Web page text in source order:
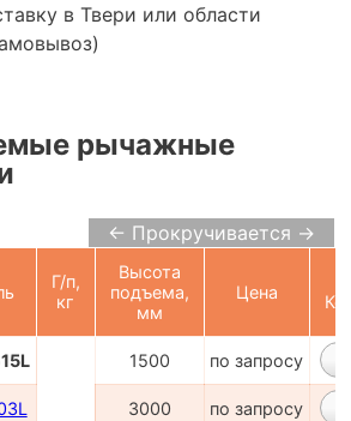
в Твери или области
рычажные
← Прокручивается →
Г/п,
кг
Высота
подъема,
мм
Цена
1500 по запросу
3000 по запросу